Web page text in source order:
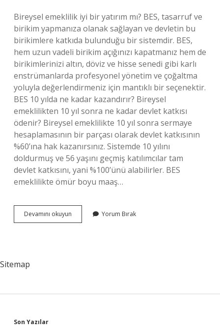
Bireysel emeklilik iyi bir yatırım mı? BES, tasarruf ve
birikim yapmanıza olanak sağlayan ve devletin bu
birikimlere katkıda bulunduğu bir sistemdir. BES,
hem uzun vadeli birikim açığınızı kapatmanız hem de
birikimlerinizi altın, döviz ve hisse senedi gibi karlı
enstrümanlarda profesyonel yönetim ve çoğaltma
yoluyla değerlendirmeniz için mantıklı bir seçenektir.
BES 10 yılda ne kadar kazandırır? Bireysel
emeklilikten 10 yıl sonra ne kadar devlet katkısı
ödenir? Bireysel emeklilikte 10 yıl sonra sermaye
hesaplamasının bir parçası olarak devlet katkısının
%60’ına hak kazanırsınız. Sistemde 10 yılını
doldurmuş ve 56 yaşını geçmiş katılımcılar tam
devlet katkısını, yani %100’ünü alabilirler. BES
emeklilikte ömür boyu maaş…
Devamını okuyun Bireysel
Emeklilik
Yorum Bırak
Sitemap
Son Yazılar